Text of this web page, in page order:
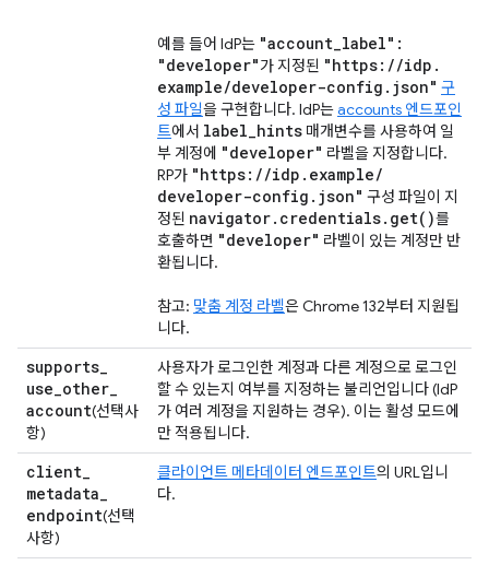
예를 들어 IdP는 "account_label":
"developer"가 지정된 "https: //idp .
example/developer-config . json" 구
성 파일을 구현합니다. IdP는accounts 엔드포인
트에서 label_hints 매개변수를 사용하여 일
부 계정에 "developer" 라벨을 지정합니다.
RP가 "https: //idp . example/
developer-config . json" 구성 파일이 지
정된 navigator. credentials. get( )를
호출하면 "developer" 라벨이 있는 계정만 반
환됩니다.
참고: 맞춤 계정 라벨은 Chrome 132부터 지원됩
니다.
supports_
use_other_
account(선택사
항)
사용자가 로그인한 계정과 다른 계정으로 로그인
할 수 있는지 여부를 지정하는 불리언입니다 (IdP
가 여러 계정을 지원하는 경우). 이는 활성 모드에
만 적용됩니다.
client_
metadata_
endpoint(선택
사항)
클라이언트 메타데이터 엔드포인트의 URL입니
다.